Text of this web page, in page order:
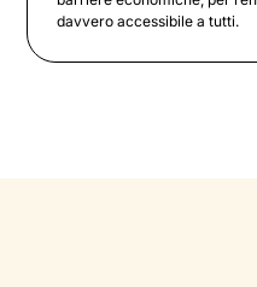
davvero accessibile a tutti.